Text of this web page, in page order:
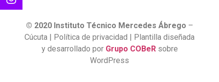
© 2020 Instituto Técnico Mercedes Ábrego –
Cúcuta | Política de privacidad | Plantilla diseñada
y desarrollado por Grupo COBeR sobre
WordPress